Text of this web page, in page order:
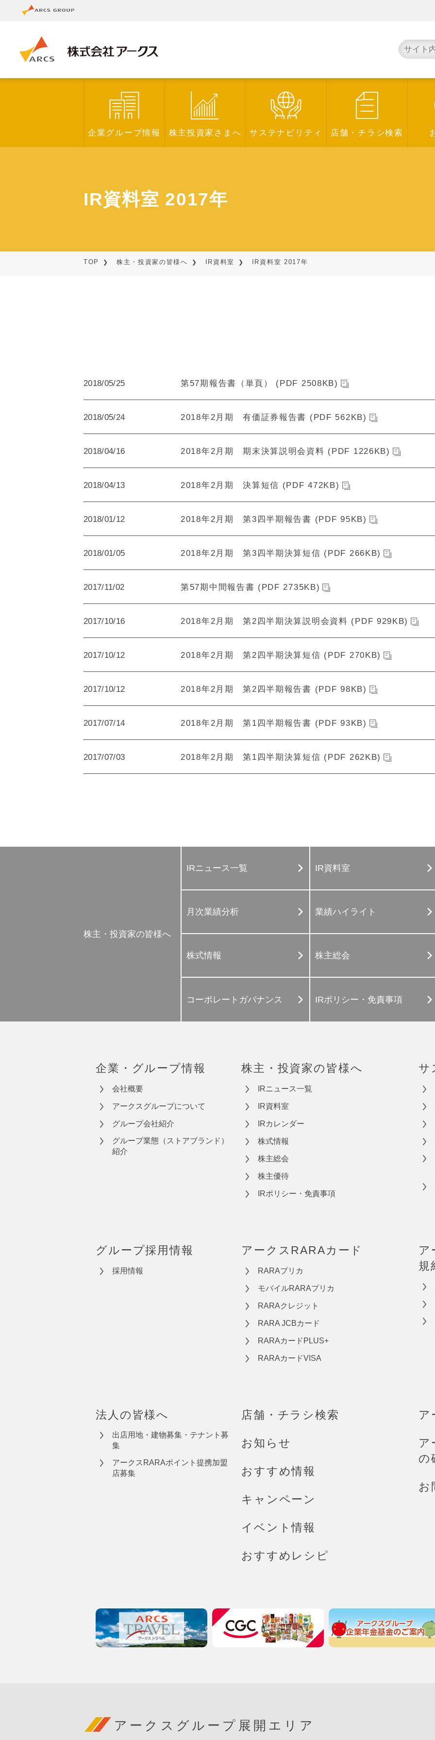
企業グループ情報 株主投資家さまへ サステナビリティ 店舗・チラシ検索
IR資料室 2017年
TOP 株主・投資家の皆様へ IR資料室 IR資料室 2017年
2018/05/25 第57期報告書（単頁） (PDF 2508KB)
2018/05/24 2018年2月期 有価証券報告書 (PDF 562KB)
2018/04/16 2018年2月期 期末決算説明会資料 (PDF 1226KB)
2018/04/13 2018年2月期 決算短信 (PDF 472KB)
2018/01/12 2018年2月期 第3四半期報告書 (PDF 95KB)
2018/01/05 2018年2月期 第3四半期決算短信 (PDF 266KB)
2017/11/02 第57期中間報告書 (PDF 2735KB)
2017/10/16 2018年2月期 第2四半期決算説明会資料 (PDF 929KB)
2017/10/12 2018年2月期 第2四半期決算短信 (PDF 270KB)
2017/10/12 2018年2月期 第2四半期報告書 (PDF 98KB)
2017/07/14 2018年2月期 第1四半期報告書 (PDF 93KB)
2017/07/03 2018年2月期 第1四半期決算短信 (PDF 262KB)
株主・投資家の皆様へ
IRニュース一覧 IR資料室
月次業績分析 業績ハイライト
株式情報 株主総会
コーポレートガバナンス IRポリシー・免責事項
企業・グループ情報
会社概要
アークスグループについて
グループ会社紹介
グループ業態（ストアブランド）
紹介
株主・投資家の皆様へ
IRニュース一覧
IR資料室
IRカレンダー
株式情報
株主総会
株主優待
IRポリシー・免責事項
サ
グループ採用情報
採用情報
アークスRARAカード
RARAプリカ
モバイルRARAプリカ
RARAクレジット
RARA JCBカード
RARAカードPLUS+
RARAカードVISA
ア
規
法人の皆様へ
出店用地・建物募集・テナント募
集
アークスRARAポイント提携加盟
店募集
店舗・チラシ検索
お知らせ
おすすめ情報
キャンペーン
イベント情報
おすすめレシピ
ア
ア
の
お
アークスグループ展開エリア